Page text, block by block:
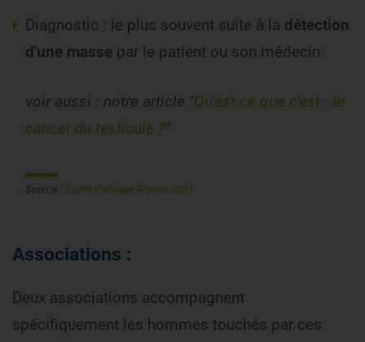
Diagnostic : le plus souvent suite à la détection
d'une masse par le patient ou son médecin
voir aussi : notre article "Qu'est-ce que c'est : le
cancer du testicule ?"
Source : Santé Publique France 2021
Associations :
Deux associations accompagnent
spécifiquement les hommes touchés par ces